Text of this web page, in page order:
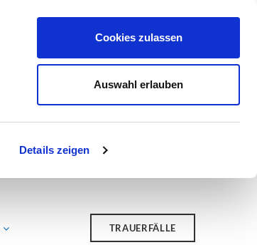
Details zeigen
Cookies zulassen
Auswahl erlauben
TRAUERFÄLLE